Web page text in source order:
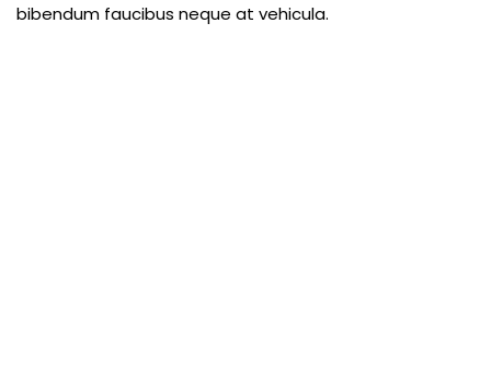
bibendum faucibus neque at vehicula.